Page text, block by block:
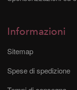
Informazioni
Sitemap
Spese di spedizione